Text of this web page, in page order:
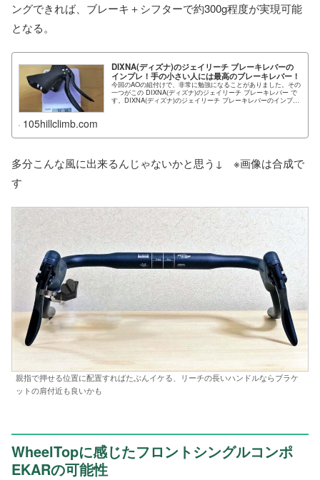
ングできれば、ブレーキ＋シフターで約300g程度が実現可能
となる。
DIXNA(ディズナ)のジェイリーチ ブレーキレバーの
インプレ！手の小さい人には最高のブレーキレバー！
今回のAOの組付けで、非常に勉強になることがありました。その
一つがこの DIXNA(ディズナ)のジェイリーチ ブレーキレバー で
す。DIXNA(ディズナ)のジェイリーチ ブレーキレバーのインプ
レ！手の...
105hillclimb.com
多分こんな風に出来るんじゃないかと思う↓ ※画像は合成で
す
親指で押せる位置に配置すればたぶんイケる、リーチの長いハンドルならブラケ
ットの肩付近も良いかも
WheelTopに感じたフロントシングルコンポ
EKARの可能性